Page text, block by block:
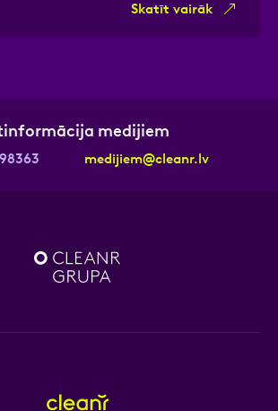
Skatīt vairāk
medijiem
medijiem@cleanr.lv